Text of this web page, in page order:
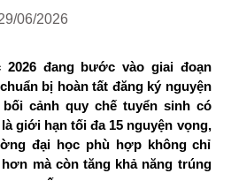
06/2026
đang bước vào giai đoạn
bị hoàn tất đăng ký nguyện
cảnh quy chế tuyển sinh có
giới hạn tối đa 15 nguyện vọng,
đại học phù hợp không chỉ
mà còn tăng khả năng trúng